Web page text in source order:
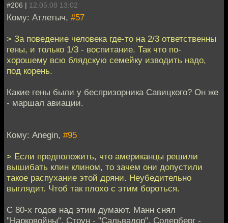
#206 | 12.05.08 13:02
Кому: Атлетыч, #57
> За поведение человека где-то на 2/3 ответственны
гены, и только 1/3 - воспитание. Так что по-
хорошему всю блядскую семейку изводить надо,
под корень.
Какие гены были у беспризорника Савицкого? Он же
- маршал авиации.
Кому: Anegin, #95
> Если предположить, что американцы решили
вышибать клин клином, то зачем они допустили
такое распухание этой дряни. Неубедительно
выглядит. Чтоб так плохо с этим бороться.
С 80-х годов над этим думают. Манн снял
"Нарковойны", Стоун - "Сальвадор", Содерберг -